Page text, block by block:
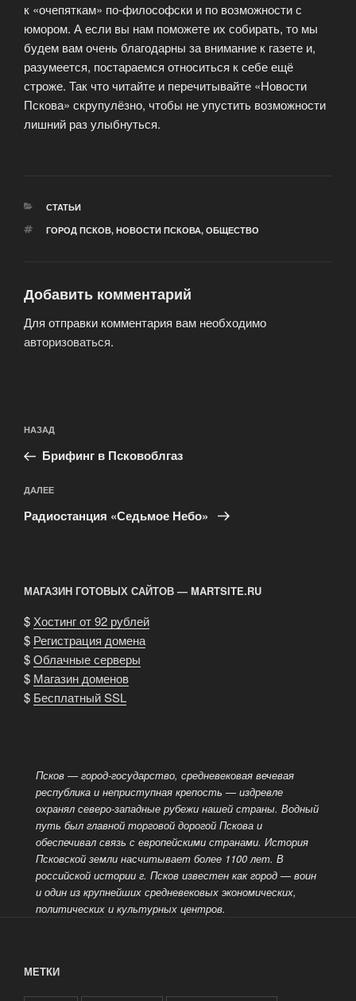
к «очепяткам» по-философски и по возможности с
юмором. А если вы нам поможете их собирать, то мы
будем вам очень благодарны за внимание к газете и,
разумеется, постараемся относиться к себе ещё
строже. Так что читайте и перечитывайте «Новости
Пскова» скрупулёзно, чтобы не упустить возможности
лишний раз улыбнуться.
РУБРИКИ
СТАТЬИ
МЕТКИ
ГОРОД ПСКОВ, НОВОСТИ ПСКОВА, ОБЩЕСТВО
Добавить комментарий
Для отправки комментария вам необходимо
авторизоваться.
по
записям
Предыдущая
запись:
НАЗАД
Брифинг в Псковоблгаз
Следующая
запись
ДАЛЕЕ
Радиостанция «Седьмое Небо»
МАГАЗИН ГОТОВЫХ САЙТОВ — MARTSITE.RU
$Хостинг от 92 рублей
$ Регистрация домена
$Облачные серверы
$ Магазин доменов
$ Бесплатный SSL
Псков — город-государство, средневековая вечевая
республика и неприступная крепость — издревле
охранял северо-западные рубежи нашей страны. Водный
путь был главной торговой дорогой Пскова и
обеспечивал связь с европейскими странами. История
Псковской земли насчитывает более 1100 лет. В
российской истории г. Псков известен как город — воин
и один из крупнейших средневековых экономических,
политических и культурных центров.
МЕТКИ